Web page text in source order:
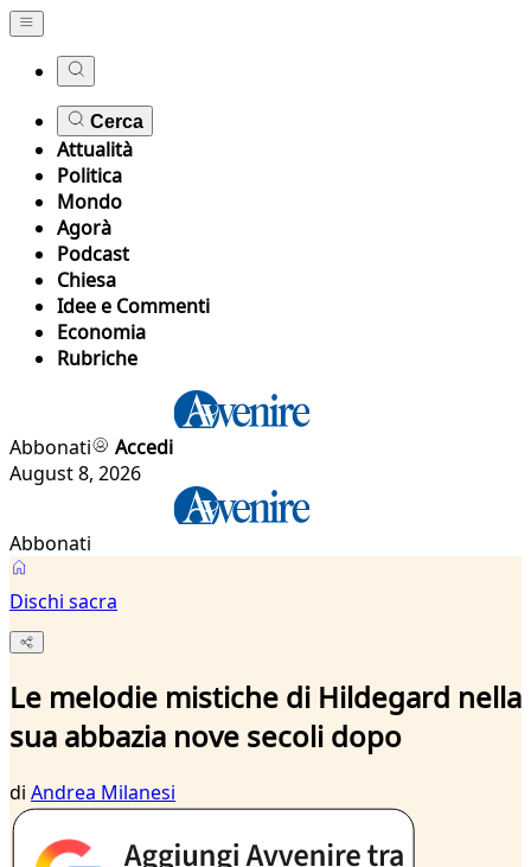
Cerca
Attualità
Politica
Mondo
Agorà
Podcast
Chiesa
Idee e Commenti
Economia
Rubriche
Abbonati
Accedi
August 8, 2026
Abbonati
Dischi sacra
Le melodie mistiche di Hildegard nella
sua abbazia nove secoli dopo
di Andrea Milanesi